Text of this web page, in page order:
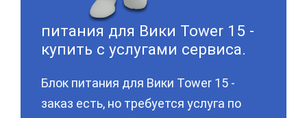
питания для Вики Tower 15 -
купить с услугами сервиса.
Блок питания для Вики Tower 15 -
заказ есть, но требуется услуга по